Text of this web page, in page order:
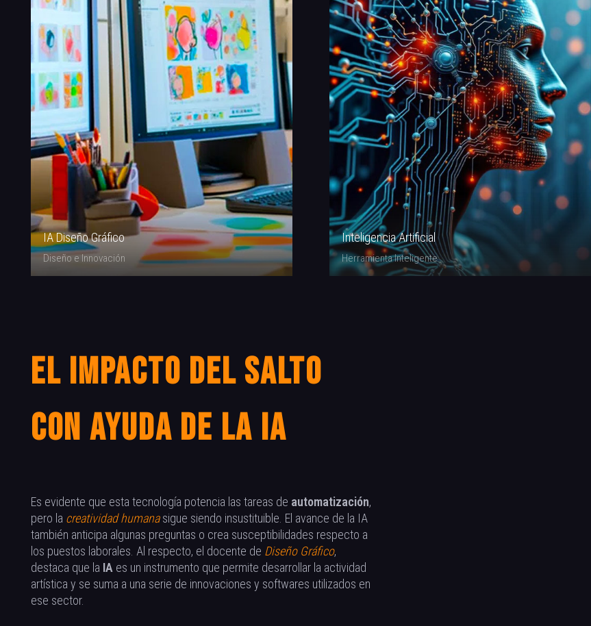
IA Diseño Gráfico
Diseño e Innovación
Inteligencia Artificial
Herramienta Inteligente
El impacto del salto
con ayuda de la IA
Es evidente que esta tecnología potencia las tareas de automatización,
pero la creatividad humanasigue siendo insustituible. El avance de la IA
también anticipa algunas preguntas o crea susceptibilidades respecto a
los puestos laborales. Al respecto, el docente de Diseño Gráfico,
destaca que la IA es un instrumento que permite desarrollar la actividad
artística y se suma a una serie de innovaciones y softwares utilizados en
ese sector.